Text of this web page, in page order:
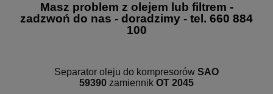
Masz problem z olejem lub filtrem -
zadzwoń do nas - doradzimy - tel. 660 884
100
Separator oleju do kompresorów SAO
59390 zamiennik OT 2045